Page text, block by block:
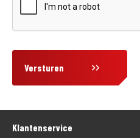
Versturen
Klantenservice